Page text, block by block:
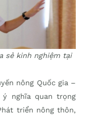
sẻ kinh nghiệm tại
nông Quốc gia –
ý nghĩa quan trọng
triển nông thôn,